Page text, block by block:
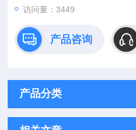
访问量：3449
产品咨询
产品分类